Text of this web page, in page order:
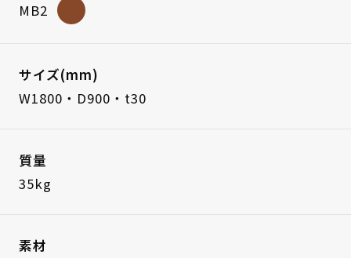
MB2
サイズ(mm)
W1800・D900・t30
質量
35kg
素材